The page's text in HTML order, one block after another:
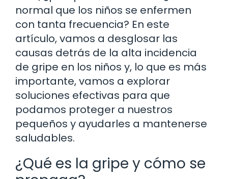
normal que los niños se enfermen
con tanta frecuencia? En este
artículo, vamos a desglosar las
causas detrás de la alta incidencia
de gripe en los niños y, lo que es más
importante, vamos a explorar
soluciones efectivas para que
podamos proteger a nuestros
pequeños y ayudarles a mantenerse
saludables.
¿Qué es la gripe y cómo se